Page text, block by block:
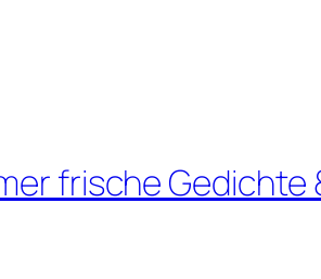
frische Gedichte